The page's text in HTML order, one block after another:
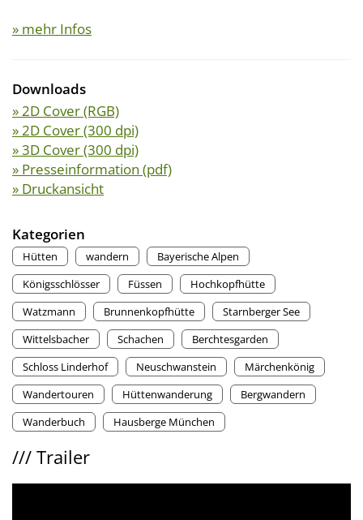
» mehr Infos
Downloads
» 2D Cover (RGB)
» 2D Cover (300 dpi)
» 3D Cover (300 dpi)
» Presseinformation (pdf)
» Druckansicht
Kategorien
Hütten wandern
Bayerische Alpen
Königsschlösser
Füssen
Hochkopfhütte
Watzmann
Brunnenkopfhütte
Starnberger See
Wittelsbacher
Schachen
Berchtesgarden
Schloss Linderhof
Neuschwanstein
Märchenkönig
Wandertouren
Hüttenwanderung
Bergwandern
Wanderbuch
Hausberge München
/// Trailer